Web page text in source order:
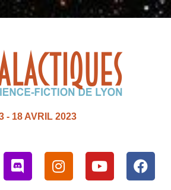
- 18 AVRIL 2023